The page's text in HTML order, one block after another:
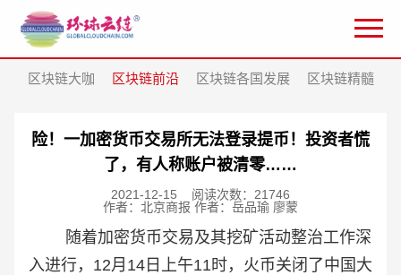
区块链大咖 区块链前沿 区块链各国发展 区块链精髓
险！一加密货币交易所无法登录提币！投资者慌
了，有人称账户被清零……
2021-12-15
阅读次数：21746
作者：北京商报 作者：岳品瑜 廖蒙
随着加密货币交易及其挖矿活动整治工作深
入进行，12月14日上午11时，火币关闭了中国大